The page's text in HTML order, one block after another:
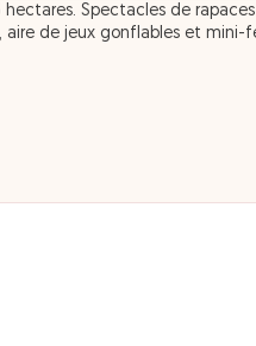
hectares. Spectacles de
aire de jeux gonflables et mini-